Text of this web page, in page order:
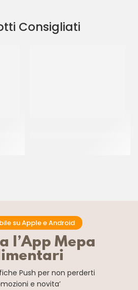
Consigliati
su Apple e Android
l’App Mepa
Push per non perderti
e novita’